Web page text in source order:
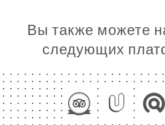
ENВы также можете
следующих